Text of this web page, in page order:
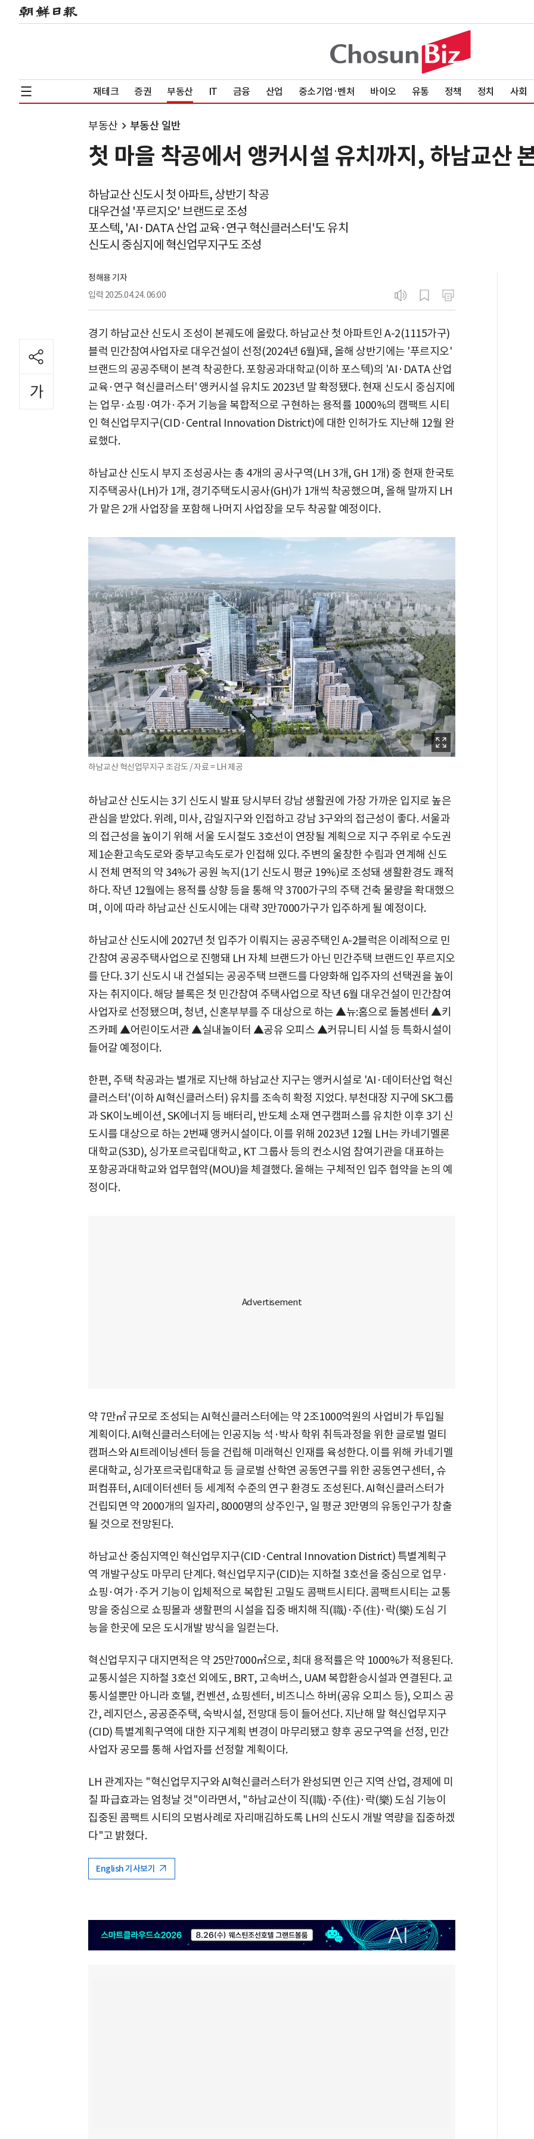
재테크 증권 부동산 IT 금융 산업 중소기업·벤처 바이오 유통 정책 정치 사회
부동산 부동산 일반
첫 마을 착공에서 앵커시설 유치까지, 하남교산
하남교산 신도시 첫 아파트, 상반기 착공
대우건설 '푸르지오' 브랜드로 조성
포스텍, 'AI·DATA 산업 교육·연구 혁신클러스터'도 유치
신도시 중심지에 혁신업무지구도 조성
정해용 기자
입력 2025.04.24. 06:00
경기 하남교산 신도시 조성이 본궤도에 올랐다. 하남교산 첫 아파트인 A-2(1115가구)
블럭 민간참여사업자로 대우건설이 선정(2024년 6월)돼, 올해 상반기에는 '푸르지오'
브랜드의 공공주택이 본격 착공한다. 포항공과대학교(이하 포스텍)의 'AI·DATA 산업
교육·연구 혁신클러스터' 앵커시설 유치도 2023년 말 확정됐다. 현재 신도시 중심지에
는 업무·쇼핑·여가·주거 기능을 복합적으로 구현하는 용적률 1000%의 캠팩트 시티
인 혁신업무지구(CID·Central Innovation District)에 대한 인허가도 지난해 12월 완
료했다.
하남교산 신도시 부지 조성공사는 총 4개의 공사구역(LH 3개, GH 1개) 중 현재 한국토
지주택공사(LH)가 1개, 경기주택도시공사(GH)가 1개씩 착공했으며, 올해 말까지 LH
가 맡은 2개 사업장을 포함해 나머지 사업장을 모두 착공할 예정이다.
하남교산 혁신업무지구 조감도 / 자료 = LH 제공
하남교산 신도시는 3기 신도시 발표 당시부터 강남 생활권에 가장 가까운 입지로 높은
관심을 받았다. 위례, 미사, 감일지구와 인접하고 강남 3구와의 접근성이 좋다. 서울과
의 접근성을 높이기 위해 서울 도시철도 3호선이 연장될 계획으로 지구 주위로 수도권
제1순환고속도로와 중부고속도로가 인접해 있다. 주변의 울창한 수림과 연계해 신도
시 전체 면적의 약 34%가 공원 녹지(1기 신도시 평균 19%)로 조성돼 생활환경도 쾌적
하다. 작년 12월에는 용적률 상향 등을 통해 약 3700가구의 주택 건축 물량을 확대했으
며, 이에 따라 하남교산 신도시에는 대략 3만7000가구가 입주하게 될 예정이다.
하남교산 신도시에 2027년 첫 입주가 이뤄지는 공공주택인 A-2블럭은 이례적으로 민
간참여 공공주택사업으로 진행돼 LH 자체 브랜드가 아닌 민간주택 브랜드인 푸르지오
를 단다. 3기 신도시 내 건설되는 공공주택 브랜드를 다양화해 입주자의 선택권을 높이
자는 취지이다. 해당 블록은 첫 민간참여 주택사업으로 작년 6월 대우건설이 민간참여
사업자로 선정됐으며, 청년, 신혼부부를 주 대상으로 하는 ▲뉴:홈으로 돌봄센터 ▲키
즈카페 ▲어린이도서관 ▲실내놀이터 ▲공유 오피스 ▲커뮤니티 시설 등 특화시설이
들어갈 예정이다.
한편, 주택 착공과는 별개로 지난해 하남교산 지구는 앵커시설로 'AI·데이터산업 혁신
클러스터'(이하 AI혁신클러스터) 유치를 조속히 확정 지었다. 부천대장 지구에 SK그룹
과 SK이노베이션, SK에너지 등 배터리, 반도체 소재 연구캠퍼스를 유치한 이후 3기 신
도시를 대상으로 하는 2번째 앵커시설이다. 이를 위해 2023년 12월 LH는 카네기멜론
대학교(S3D), 싱가포르국립대학교, KT 그룹사 등의 컨소시엄 참여기관을 대표하는
포항공과대학교와 업무협약(MOU)을 체결했다. 올해는 구체적인 입주 협약을 논의 예
정이다.
약 7만㎡ 규모로 조성되는 AI혁신클러스터에는 약 2조1000억원의 사업비가 투입될
계획이다. AI혁신클러스터에는 인공지능 석·박사 학위 취득과정을 위한 글로벌 멀티
캠퍼스와 AI트레이닝센터 등을 건립해 미래혁신 인재를 육성한다. 이를 위해 카네기멜
론대학교, 싱가포르국립대학교 등 글로벌 산학연 공동연구를 위한 공동연구센터, 슈
퍼컴퓨터, AI데이터센터 등 세계적 수준의 연구 환경도 조성된다. AI혁신클러스터가
건립되면 약 2000개의 일자리, 8000명의 상주인구, 일 평균 3만명의 유동인구가 창출
될 것으로 전망된다.
하남교산 중심지역인 혁신업무지구(CID·Central Innovation District) 특별계획구
역 개발구상도 마무리 단계다. 혁신업무지구(CID)는 지하철 3호선을 중심으로 업무·
쇼핑·여가·주거 기능이 입체적으로 복합된 고밀도 콤팩트시티다. 콤팩트시티는 교통
망을 중심으로 쇼핑몰과 생활편의 시설을 집중 배치해 직(職)·주(住)·락(樂) 도심 기
능을 한곳에 모은 도시개발 방식을 일컫는다.
혁신업무지구 대지면적은 약 25만7000㎡으로, 최대 용적률은 약 1000%가 적용된다.
교통시설은 지하철 3호선 외에도, BRT, 고속버스, UAM 복합환승시설과 연결된다. 교
통시설뿐만 아니라 호텔, 컨벤션, 쇼핑센터, 비즈니스 하버(공유 오피스 등), 오피스 공
간, 레지던스, 공공준주택, 숙박시설, 전망대 등이 들어선다. 지난해 말 혁신업무지구
(CID) 특별계획구역에 대한 지구계획 변경이 마무리됐고 향후 공모구역을 선정, 민간
사업자 공모를 통해 사업자를 선정할 계획이다.
LH 관계자는 "혁신업무지구와 AI혁신클러스터가 완성되면 인근 지역 산업, 경제에 미
칠 파급효과는 엄청날 것"이라면서, "하남교산이 직(職)·주(住)·락(樂) 도심 기능이
집중된 콤팩트 시티의 모범사례로 자리매김하도록 LH의 신도시 개발 역량을 집중하겠
다"고 밝혔다.
English 기사보기